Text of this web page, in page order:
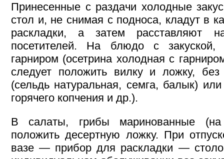
Принесенные с раздачи холодные
стол и, не снимая с подноса, кладут в
раскладки, а затем расставляют
посетителей. На блюдо с закуской,
гарниром (осетрина холодная с
следует положить вилку и ложку,
(сельдь натуральная, семга, балык)
горячего копчения и др.).
В салаты, грибы маринованные
положить десертную ложку. При
вазе — прибор для раскладки —